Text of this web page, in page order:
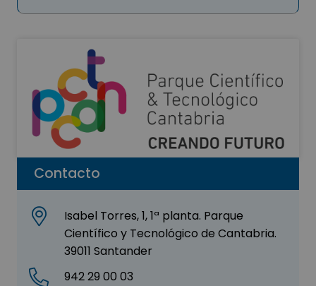
Contacto
Isabel Torres, 1, 1ª planta. Parque
Científico y Tecnológico de Cantabria.
39011 Santander
942 29 00 03